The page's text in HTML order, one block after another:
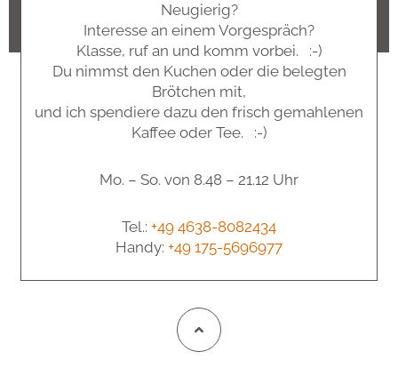
Neugierig?
Interesse an einem Vorgespräch?
Klasse, ruf an und komm vorbei. :-)
Du nimmst den Kuchen oder die belegten
Brötchen mit,
und ich spendiere dazu den frisch gemahlenen
Kaffee oder Tee. :-)
Mo. – So. von 8.48 – 21.12 Uhr
Tel.: +49 4638-8082434
Handy: +49 175-5696977